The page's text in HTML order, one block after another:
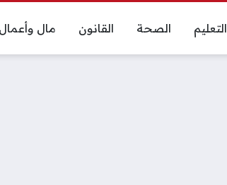
التعليم الصحة القانون مال وأعمال